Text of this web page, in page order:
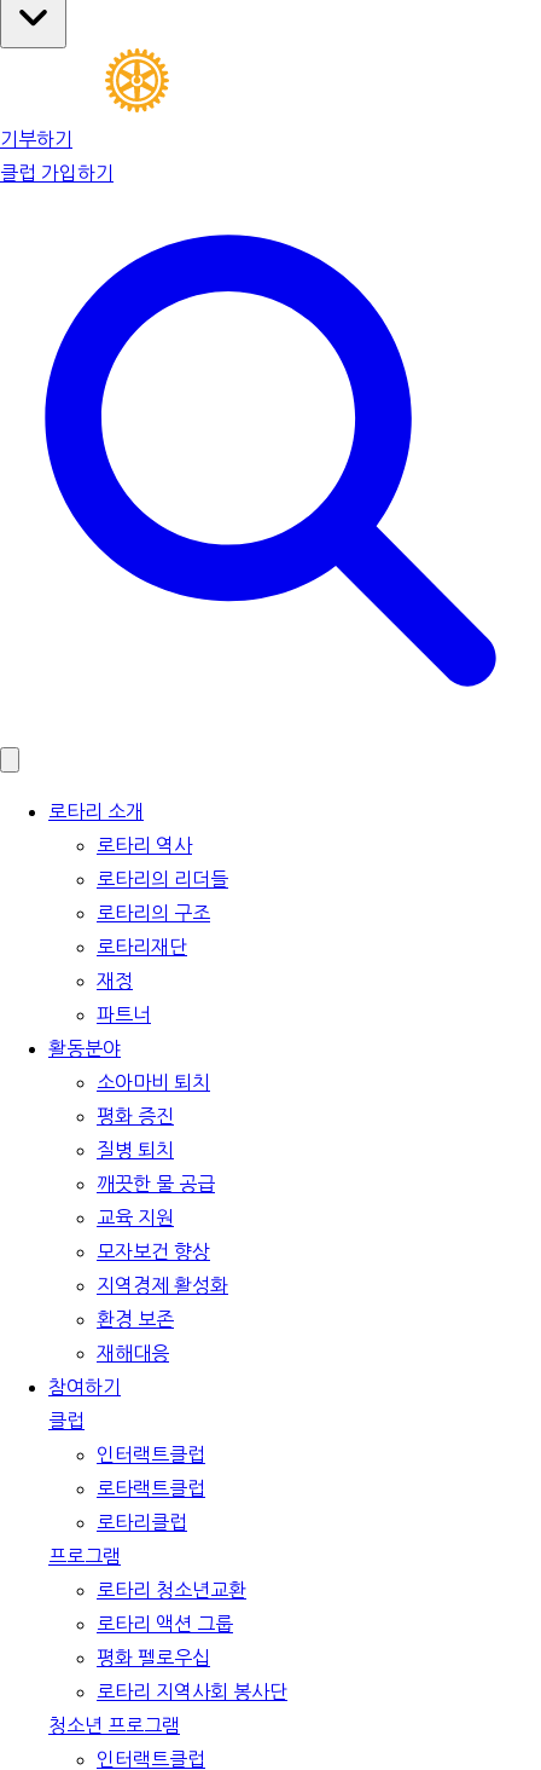
기부하기
클럽 가입하기
로타리 소개
로타리 역사
로타리의 리더들
로타리의 구조
로타리재단
재정
파트너
활동분야
소아마비 퇴치
평화 증진
질병 퇴치
깨끗한 물 공급
교육 지원
모자보건 향상
지역경제 활성화
환경 보존
재해대응
참여하기
클럽
인터랙트클럽
로타랙트클럽
로타리클럽
프로그램
로타리 청소년교환
로타리 액션 그룹
평화 펠로우십
로타리 지역사회 봉사단
청소년 프로그램
인터랙트클럽